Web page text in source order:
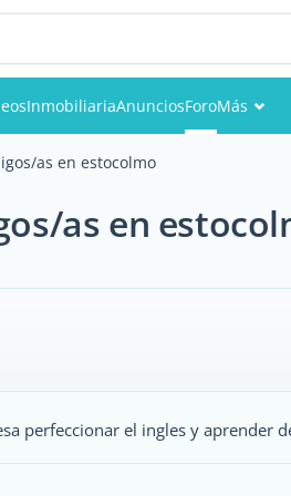
InmobiliariaAnunciosForoMás
as en estocolmo
as en
perfeccionar el ingles y aprender